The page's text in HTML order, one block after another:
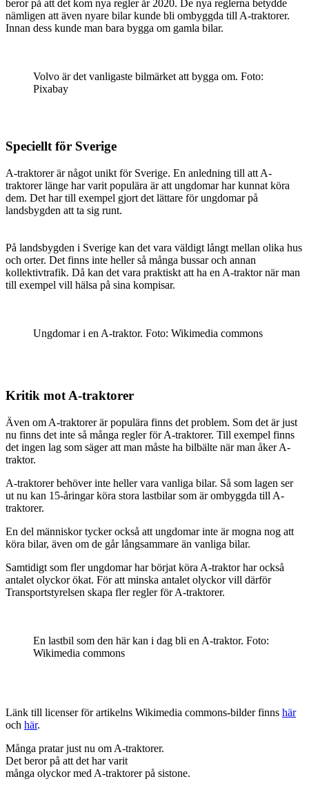
beror på att det kom nya regler år 2020. De nya reglerna betydde
nämligen att även nyare bilar kunde bli ombyggda till A-traktorer.
Innan dess kunde man bara bygga om gamla bilar.
Volvo är det vanligaste bilmärket att bygga om. Foto:
Pixabay
Speciellt för Sverige
A-traktorer är något unikt för Sverige. En anledning till att A-
traktorer länge har varit populära är att ungdomar har kunnat köra
dem. Det har till exempel gjort det lättare för ungdomar på
landsbygden att ta sig runt.
På landsbygden i Sverige kan det vara väldigt långt mellan olika hus
och orter. Det finns inte heller så många bussar och annan
kollektivtrafik. Då kan det vara praktiskt att ha en A-traktor när man
till exempel vill hälsa på sina kompisar.
Ungdomar i en A-traktor. Foto: Wikimedia commons
Kritik mot A-traktorer
Även om A-traktorer är populära finns det problem. Som det är just
nu finns det inte så många regler för A-traktorer. Till exempel finns
det ingen lag som säger att man måste ha bilbälte när man åker A-
traktor.
A-traktorer behöver inte heller vara vanliga bilar. Så som lagen ser
ut nu kan 15-åringar köra stora lastbilar som är ombyggda till A-
traktorer.
En del människor tycker också att ungdomar inte är mogna nog att
köra bilar, även om de går långsammare än vanliga bilar.
Samtidigt som fler ungdomar har börjat köra A-traktor har också
antalet olyckor ökat. För att minska antalet olyckor vill därför
Transportstyrelsen skapa fler regler för A-traktorer.
En lastbil som den här kan i dag bli en A-traktor. Foto:
Wikimedia commons
Länk till licenser för artikelns Wikimedia commons-bilder finns här
och här.
Många pratar just nu om A-traktorer.
Det beror på att det har varit
många olyckor med A-traktorer på sistone.